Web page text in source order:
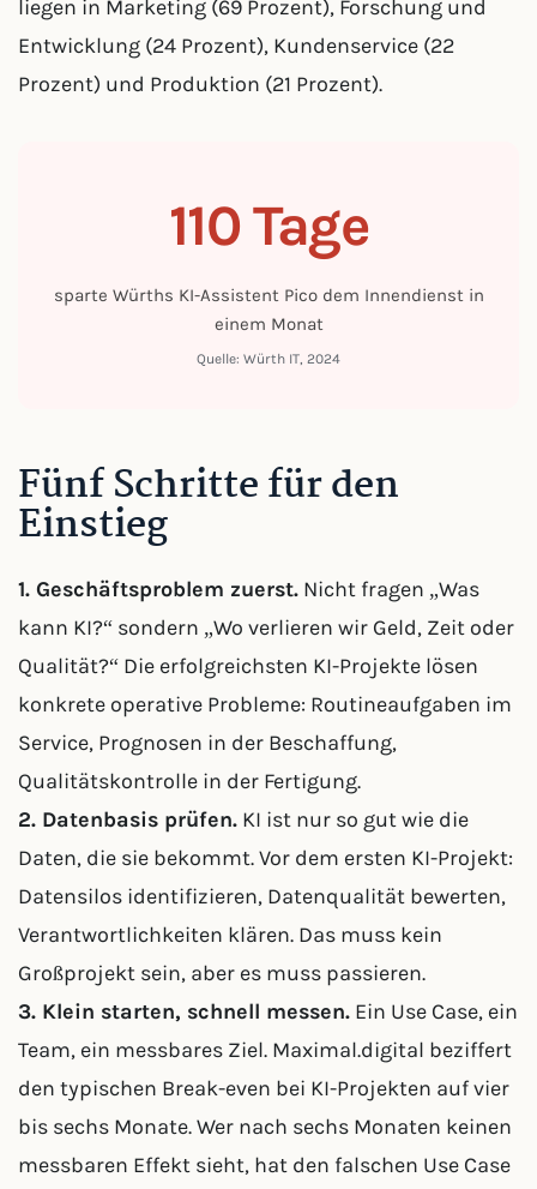
liegen in Marketing (69 Prozent), Forschung und
Entwicklung (24 Prozent), Kundenservice (22
Prozent) und Produktion (21 Prozent).
110 Tage
sparte Würths KI-Assistent Pico dem Innendienst in
einem Monat
Quelle: Würth IT, 2024
Fünf Schritte für den
Einstieg
1. Geschäftsproblem zuerst. Nicht fragen „Was
kann KI?“ sondern „Wo verlieren wir Geld, Zeit oder
Qualität?“ Die erfolgreichsten KI-Projekte lösen
konkrete operative Probleme: Routineaufgaben im
Service, Prognosen in der Beschaffung,
Qualitätskontrolle in der Fertigung.
2. Datenbasis prüfen. KI ist nur so gut wie die
Daten, die sie bekommt. Vor dem ersten KI-Projekt:
Datensilos identifizieren, Datenqualität bewerten,
Verantwortlichkeiten klären. Das muss kein
Großprojekt sein, aber es muss passieren.
3. Klein starten, schnell messen. Ein Use Case, ein
Team, ein messbares Ziel. Maximal.digital beziffert
den typischen Break-even bei KI-Projekten auf vier
bis sechs Monate. Wer nach sechs Monaten keinen
messbaren Effekt sieht, hat den falschen Use Case